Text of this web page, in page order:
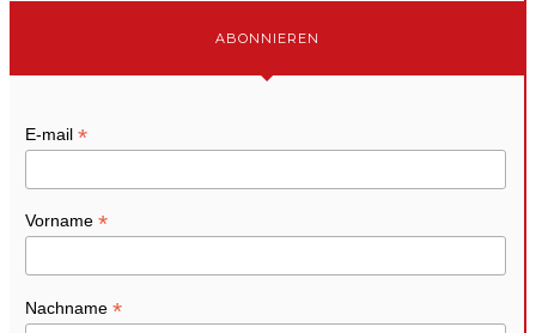
ABONNIEREN
E-mail *
Vorname *
Nachname *